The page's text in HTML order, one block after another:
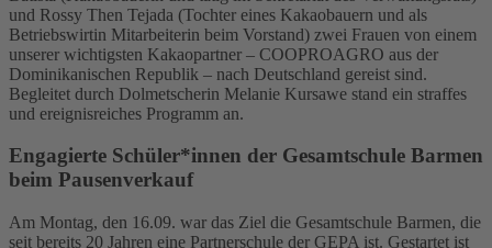
und Rossy Then Tejada (Tochter eines Kakaobauern und als
Betriebswirtin Mitarbeiterin beim Vorstand) zwei Frauen von einem
unserer wichtigsten Kakaopartner – COOPROAGRO aus der
Dominikanischen Republik – nach Deutschland gereist sind.
Begleitet durch Dolmetscherin Melanie Kursawe stand ein straffes
und ereignisreiches Programm an.
Engagierte Schüler*innen der Gesamtschule Barmen
beim Pausenverkauf
Am Montag, den 16.09. war das Ziel die Gesamtschule Barmen, die
seit bereits 20 Jahren eine Partnerschule der GEPA ist. Gestartet ist